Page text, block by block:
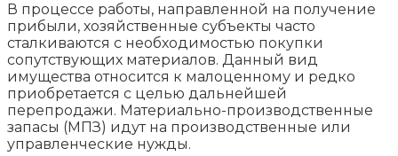
В процессе работы, направленной на получение
прибыли, хозяйственные субъекты часто
сталкиваются с необходимостью покупки
сопутствующих материалов. Данный вид
имущества относится к малоценному и редко
приобретается с целью дальнейшей
перепродажи. Материально-производственные
запасы (МПЗ) идут на производственные или
управленческие нужды.